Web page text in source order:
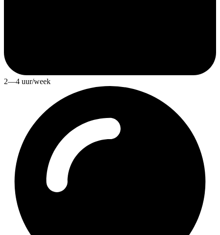
2—4 uur/week